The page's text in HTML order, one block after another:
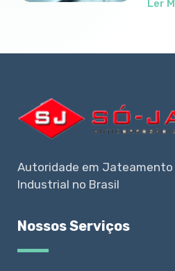
Ler
Autoridade em Jateamento
Industrial no Brasil
Nossos Serviços